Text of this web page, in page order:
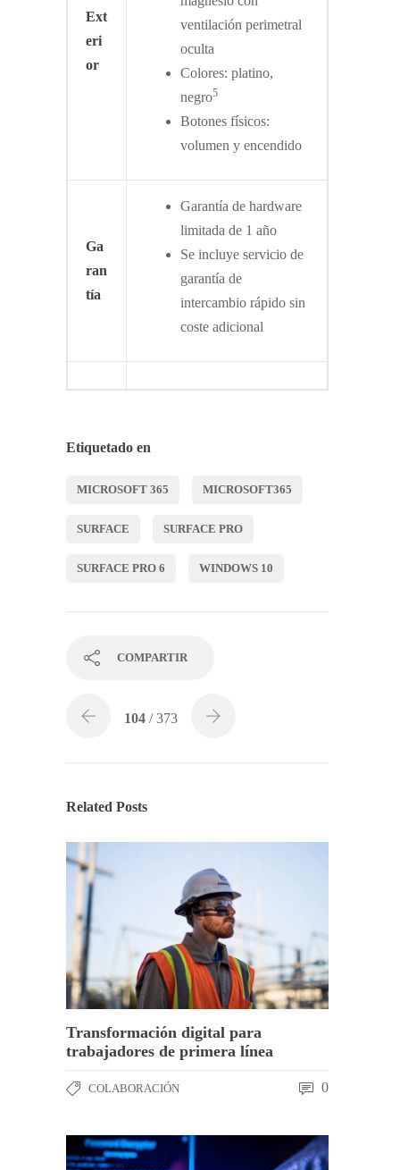
Ext
eri
or
ventilación perimetral
oculta
Colores: platino,
negro5
Botones físicos:
volumen y encendido
Ga
ran
tía
Garantía de hardware
limitada de 1 año
Se incluye servicio de
garantía de
intercambio rápido sin
coste adicional
Etiquetado en
MICROSOFT 365 MICROSOFT365
SURFACE SURFACE PRO
SURFACE PRO 6 WINDOWS 10
COMPARTIR
104 / 373
Related Posts
Transformación digital para
trabajadores de primera línea
COLABORACIÓN 0